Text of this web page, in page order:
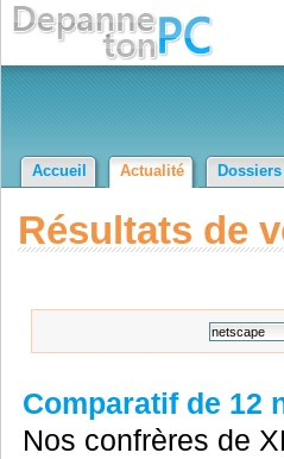
Accueil Actualité Dossiers
Résultats de
Comparatif de 12
Nos confrères de